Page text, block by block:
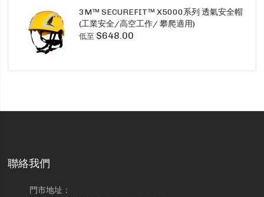
3M™ SECUREFIT™ X5000系列 透氣安全帽
(工業安全/高空工作/ 攀爬適用)
低至 $648.00
聯絡我們
門市地址：